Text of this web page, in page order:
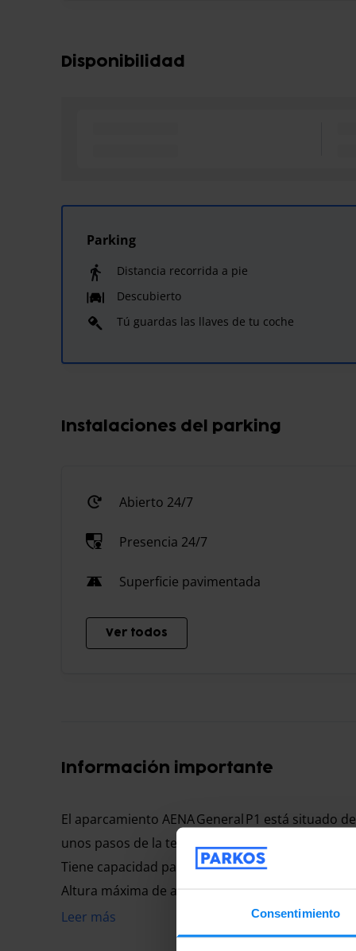
Consentimiento
Disponibilidad
Parking
Distancia recorrida a pie
Descubierto
Tú guardas las llaves de tu coche
Instalaciones del parking
Abierto 24/7
Presencia 24/7
Superficie pavimentada
Ver todos
Información importante
El aparcamiento AENA General P1 está situado
unos pasos de la terminal. Ofrece plazas
Tiene capacidad para aproximadamente
Altura máxima de acceso aproximada:
Leer más